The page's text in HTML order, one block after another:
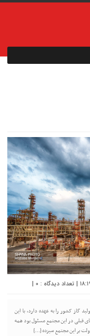
0
|
گاز کشور را به عهده دارد، با این
قبلی در این مجتمع مسئول بود همه
بر این مجتمع سیزده […]